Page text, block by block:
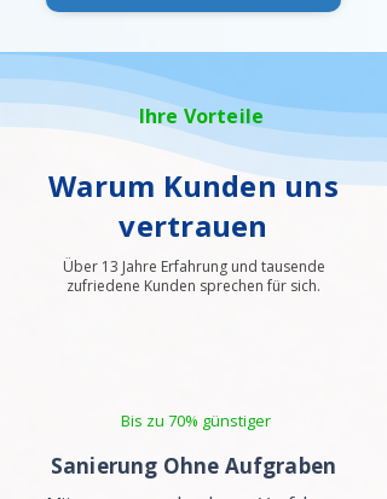
Ihre Vorteile
Warum Kunden uns
vertrauen
Über 13 Jahre Erfahrung und tausende
zufriedene Kunden sprechen für sich.
Bis zu 70% günstiger
Sanierung Ohne Aufgraben